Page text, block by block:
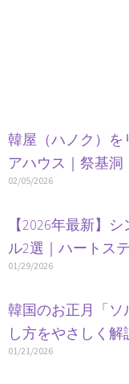
韓屋（ハノク）を
アハウス｜祭基
02/05/2026
【2026年最新】
ル2選｜ハートス
01/29/2026
韓国のお正月「
し方をやさしく解
01/21/2026